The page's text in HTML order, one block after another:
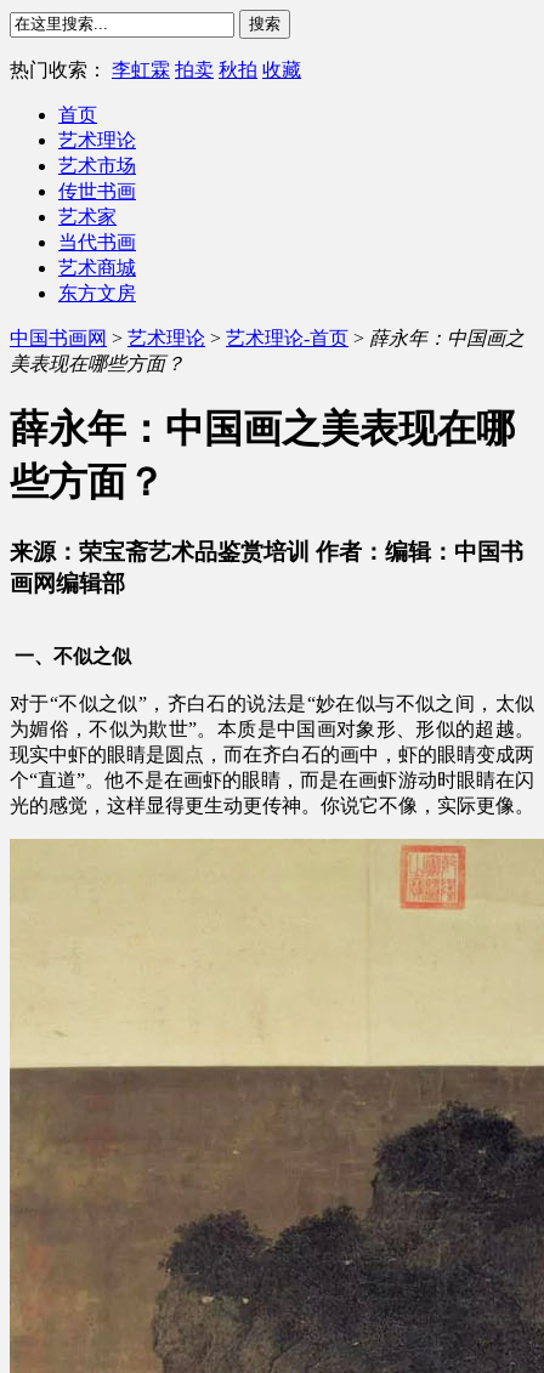
热门收索： 李虹霖 拍卖 秋拍 收藏
首页
艺术理论
艺术市场
传世书画
艺术家
当代书画
艺术商城
东方文房
中国书画网 > 艺术理论 > 艺术理论-首页 > 薛永年：中国画之
美表现在哪些方面？
薛永年：中国画之美表现在哪
些方面？
来源：荣宝斋艺术品鉴赏培训 作者：编辑：中国书
画网编辑部
一、不似之似
对于“不似之似”，齐白石的说法是“妙在似与不似之间，太似
为媚俗，不似为欺世”。本质是中国画对象形、形似的超越。
现实中虾的眼睛是圆点，而在齐白石的画中，虾的眼睛变成两
个“直道”。他不是在画虾的眼睛，而是在画虾游动时眼睛在闪
光的感觉，这样显得更生动更传神。你说它不像，实际更像。